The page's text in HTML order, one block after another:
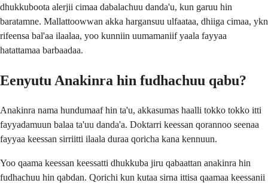
dhukkuboota alerjii cimaa dabalachuu danda'u, kun garuu hin
baratamne. Mallattoowwan akka hargansuu ulfaataa, dhiiga cimaa, ykn
rifeensa bal'aa ilaalaa, yoo kunniin uumamaniif yaala fayyaa
hatattamaa barbaadaa.
Eenyutu Anakinra hin fudhachuu qabu?
Anakinra nama hundumaaf hin ta'u, akkasumas haalli tokko tokko itti
fayyadamuun balaa ta'uu danda'a. Doktarri keessan qorannoo seenaa
fayyaa keessan sirriitti ilaala duraa qoricha kana kennuun.
Yoo qaama keessan keessatti dhukkuba jiru qabaattan anakinra hin
fudhachuu hin qabdan. Qorichi kun kutaa sirna ittisa qaamaa keessanii